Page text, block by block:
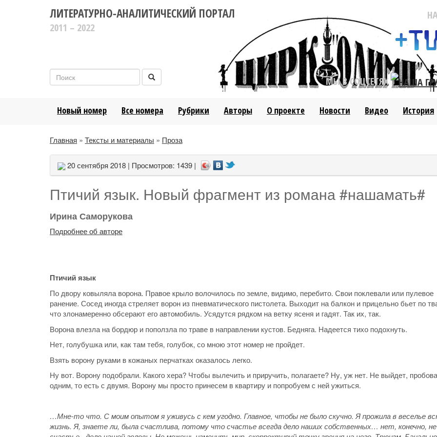
ЛИТЕРАТУРНО-АНАЛИТИЧЕСКИЙ ПОРТАЛ
2011 – 2022
МЫ В СОЦСЕТЯХ
Новый номер Все номера Рубрики Авторы О проекте Новости Видео История
Главная » Тексты и материалы » Проза
20 сентября 2018 | Просмотров: 1439 |
Птичий язык. Новый фрагмент из романа #нашамать#
Ирина Саморукова
Подробнее об авторе
Птичий язык
По двору ковыляла ворона. Правое крыло волочилось по земле, видимо, перебито. Свои поклевали или пулевое
ранение. Сосед иногда стреляет ворон из пневматического пистолета. Выходит на балкон и прицельно бьет по
что злонамеренно обсерают его автомобиль. Усядутся рядком на ветку ясеня и гадят. Так их, так.
Ворона влезла на бордюр и поползла по траве в направлении кустов. Бедняга. Надеется тихо подохнуть.
Нет, голубушка или, как там тебя, голубок, со мною этот номер не пройдет.
Взять ворону руками в кожаных перчатках оказалось легко.
Ну вот. Ворону подобрали. Какого хера? Чтобы вылечить и приручить, полагаете? Ну, уж нет. Не выйдет,
одним, то есть с двумя. Ворону мы просто принесем в квартиру и попробуем с ней ужиться.
…Мне-то что. С моим опытом я уживусь с кем угодно. Главное, чтобы не было скучно. Я прожила в веселье
жизнь. Я, знаете ли, была счастлива, потому что счастье всегда дело наших собственных… нет, конечно, не